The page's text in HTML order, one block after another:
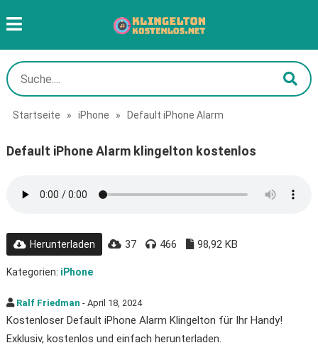
Startseite » iPhone » Default iPhone Alarm
Default iPhone Alarm klingelton kostenlos
Herunterladen 37 466 98,92 KB
Kategorien: iPhone
Ralf Friedman - April 18, 2024
Kostenloser Default iPhone Alarm Klingelton für Ihr Handy!
Exklusiv, kostenlos und einfach herunterladen.